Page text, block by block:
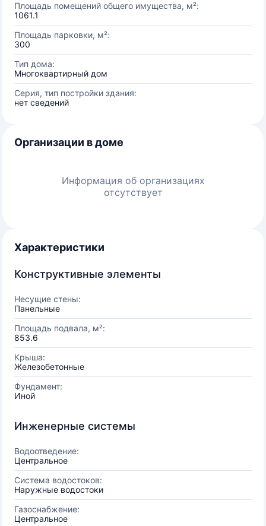
Площадь помещений общего имущества, м²:
1061.1
Площадь парковки, м²:
300
Тип дома:
Многоквартирный дом
Серия, тип постройки здания:
нет сведений
Организации в доме
Информация об организациях
отсутствует
Характеристики
Конструктивные элементы
Несущие стены:
Панельные
Площадь подвала, м²:
853.6
Крыша:
Железобетонные
Фундамент:
Иной
Инженерные системы
Водоотведение:
Центральное
Система водостоков:
Наружные водостоки
Газоснабжение:
Центральное